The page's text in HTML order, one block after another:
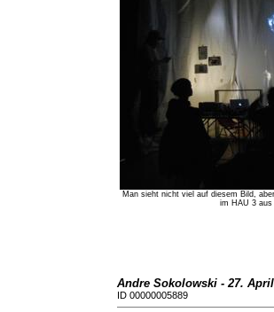
Man sieht nicht viel auf diesem Bild,
im HAU 3
Andre Sokolowski - 27. April
ID 00000005889